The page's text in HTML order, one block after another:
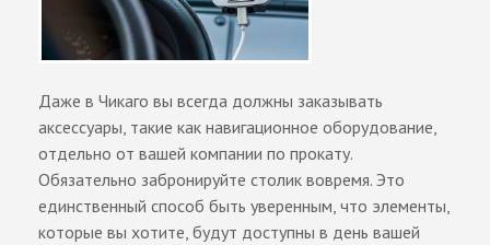
Даже в Чикаго вы всегда должны заказывать
аксессуары, такие как навигационное оборудование,
отдельно от вашей компании по прокату.
Обязательно забронируйте столик вовремя. Это
единственный способ быть уверенным, что элементы,
которые вы хотите, будут доступны в день вашей